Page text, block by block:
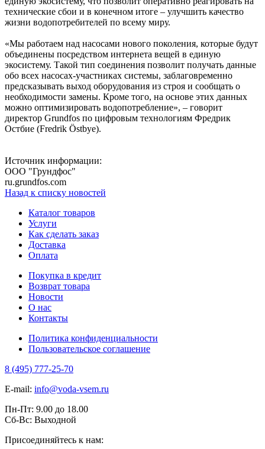
технические сбои и в конечном итоге – улучшить качество
жизни водопотребителей по всему миру.
«Мы работаем над насосами нового поколения, которые будут
объединены посредством интернета вещей в единую
экосистему. Такой тип соединения позволит получать данные
обо всех насосах-участниках системы, заблаговременно
предсказывать выход оборудования из строя и сообщать о
необходимости замены. Кроме того, на основе этих данных
можно оптимизировать водопотребление», – говорит
директор Grundfos по цифровым технологиям Фредрик
Остбие (Fredrik Östbye).
Источник информации:
ООО "Грундфос"
ru.grundfos.com
Назад к списку новостей
Каталог товаров
Услуги
Как сделать заказ
Доставка
Оплата
Покупка в кредит
Возврат товара
Новости
О нас
Контакты
Политика конфиденциальности
Пользовательское соглашение
8 (495) 777-25-70
E-mail: info@voda-vsem.ru
Пн-Пт: 9.00 до 18.00
Сб-Вс: Выходной
Присоединяйтесь к нам: